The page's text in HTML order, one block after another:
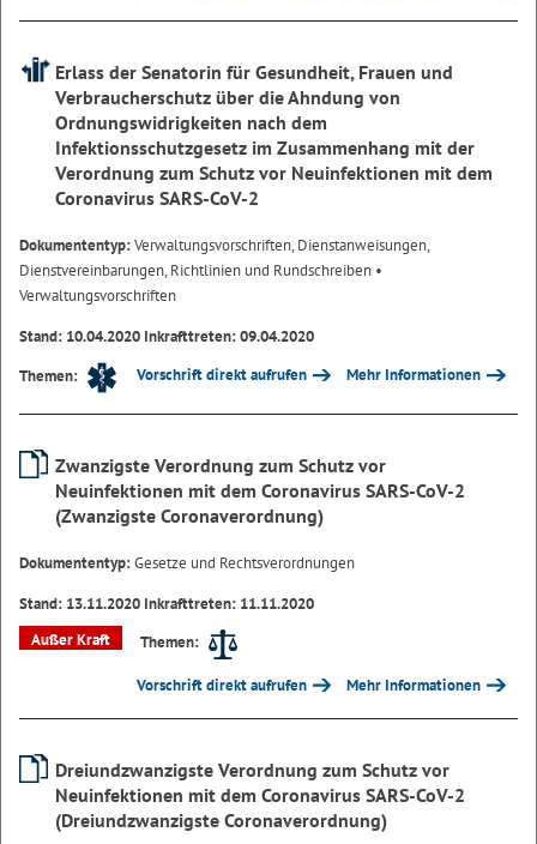
Erlass der Senatorin für Gesundheit, Frauen und
Verbraucherschutz über die Ahndung von
Ordnungswidrigkeiten nach dem
Infektionsschutzgesetz im Zusammenhang mit der
Verordnung zum Schutz vor Neuinfektionen mit dem
Coronavirus SARS-CoV-2
Dokumententyp:Verwaltungsvorschriften, Dienstanweisungen,
Dienstvereinbarungen, Richtlinien und Rundschreiben •
Verwaltungsvorschriften
Stand: 10.04.2020 Inkrafttreten: 09.04.2020
Themen:
Vorschrift direkt aufrufen Mehr Informationen
Zwanzigste Verordnung zum Schutz vor
Neuinfektionen mit dem Coronavirus SARS-CoV-2
(Zwanzigste Coronaverordnung)
Dokumententyp:Gesetze und Rechtsverordnungen
Stand: 13.11.2020 Inkrafttreten: 11.11.2020
Außer Kraft
Themen:
Vorschrift direkt aufrufen Mehr Informationen
Dreiundzwanzigste Verordnung zum Schutz vor
Neuinfektionen mit dem Coronavirus SARS-CoV-2
(Dreiundzwanzigste Coronaverordnung)